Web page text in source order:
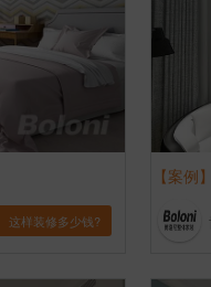
这样装修多少钱?
【案例